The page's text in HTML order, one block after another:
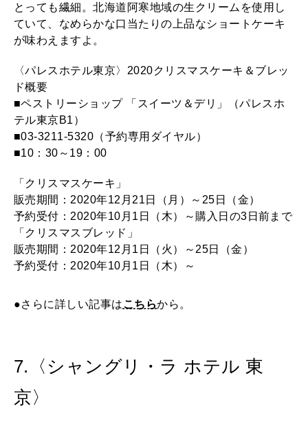
とっても繊細。北海道阿寒地域の生クリームを使用し
ていて、なめらかな口当たりの上品なショートケーキ
が味わえますよ。
〈パレスホテル東京〉2020クリスマスケーキ＆ブレッ
ド概要
■ペストリーショップ 「スイーツ＆デリ」（パレスホ
テル東京B1）
■03‐3211‐5320（予約専用ダイヤル）
■10：30～19：00
「クリスマスケーキ」
販売期間：2020年12月21日（月）～25日（金）
予約受付：2020年10月1日（木）～購入日の3日前まで
「クリスマスブレッド」
販売期間：2020年12月1日（火）～25日（金）
予約受付：2020年10月1日（木）～
●さらに詳しい記事はこちらから。
7.〈シャングリ・ラ ホテル 東
京〉